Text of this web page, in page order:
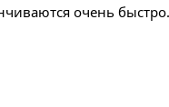
очень быстро.